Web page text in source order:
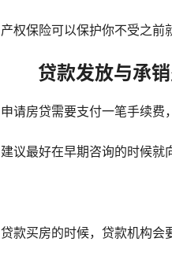
产权保险可以保护你不受之前
贷款发放与承
申请房贷需要支付一笔手续费
建议最好在早期咨询的时候就
贷款买房的时候，贷款机构会